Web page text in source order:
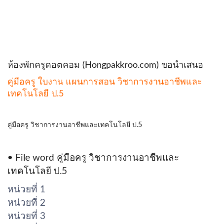
ห้องพักครูดอตคอม (Hongpakkroo.com) ขอนำเสนอ
คู่มือครู ใบงาน แผนการสอน วิชาการงานอาชีพและ
เทคโนโลยี ป.5
คู่มือครู วิชาการงานอาชีพและเทคโนโลยี ป.5
• File word คู่มือครู วิชาการงานอาชีพและ
เทคโนโลยี ป.5
หน่วยที่ 1
หน่วยที่ 2
หน่วยที่ 3